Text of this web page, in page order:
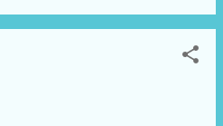
original y un folio
el nombre completo,
realizar el ingreso. 2.-La